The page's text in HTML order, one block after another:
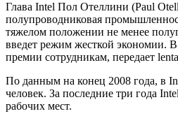
Глава Intel Пол Отеллини (Paul
полупроводниковая
тяжелом положении не менее
введет режим жесткой экономии.
премии сотрудникам, передает
По данным на конец 2008 года, в
человек. За последние три года
рабочих мест.